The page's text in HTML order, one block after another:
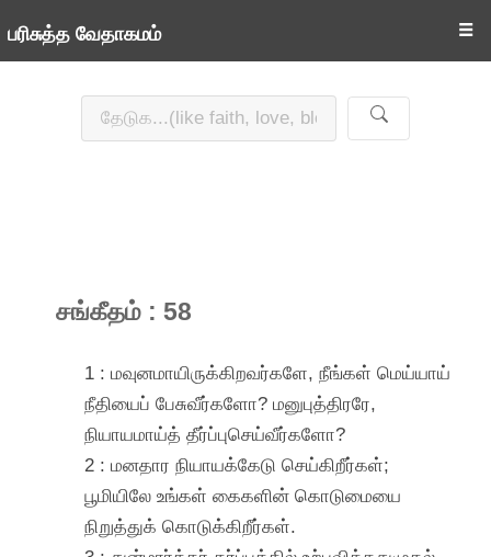
பரிசுத்த வேதாகமம் ☰
சங்கீதம் : 58
1 : மவுனமாயிருக்கிறவர்களே, நீங்கள் மெய்யாய்
நீதியைப் பேசுவீர்களோ? மனுபுத்திரரே,
நியாயமாய்த் தீர்ப்புசெய்வீர்களோ?
2 : மனதார நியாயக்கேடு செய்கிறீர்கள்;
பூமியிலே உங்கள் கைகளின் கொடுமையை
நிறுத்துக் கொடுக்கிறீர்கள்.